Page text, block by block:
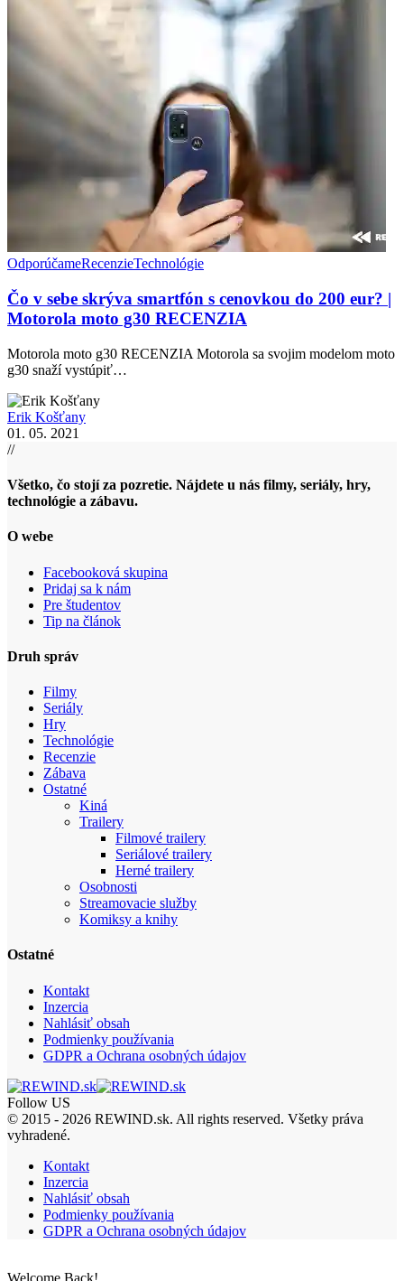
OdporúčameRecenzieTechnológie
Čo v sebe skrýva smartfón s cenovkou do 200 eur? |
Motorola moto g30 RECENZIA
Motorola moto g30 RECENZIA Motorola sa svojim modelom moto
g30 snaží vystúpiť…
Erik Košťany
01. 05. 2021
//
Všetko, čo stojí za pozretie. Nájdete u nás filmy, seriály, hry,
technológie a zábavu.
O webe
Facebooková skupina
Pridaj sa k nám
Pre študentov
Tip na článok
Druh správ
Filmy
Seriály
Hry
Technológie
Recenzie
Zábava
Ostatné
Kiná
Trailery
Filmové trailery
Seriálové trailery
Herné trailery
Osobnosti
Streamovacie služby
Komiksy a knihy
Ostatné
Kontakt
Inzercia
Nahlásiť obsah
Podmienky používania
GDPR a Ochrana osobných údajov
Follow US
© 2015 - 2026 REWIND.sk. All rights reserved. Všetky práva
vyhradené.
Kontakt
Inzercia
Nahlásiť obsah
Podmienky používania
GDPR a Ochrana osobných údajov
Welcome Back!